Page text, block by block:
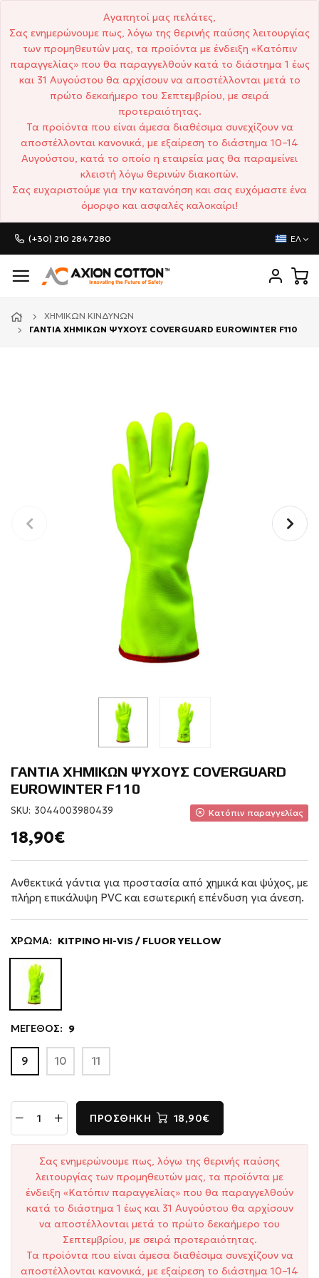
Αγαπητοί μας πελάτες,
Σας ενημερώνουμε πως, λόγω της θερινής παύσης λειτουργίας
των προμηθευτών μας, τα προϊόντα με ένδειξη «Κατόπιν
παραγγελίας» που θα παραγγελθούν κατά το διάστημα 1 έως
και 31 Αυγούστου θα αρχίσουν να αποστέλλονται μετά το
πρώτο δεκαήμερο του Σεπτεμβρίου, με σειρά
προτεραιότητας.
Τα προϊόντα που είναι άμεσα διαθέσιμα συνεχίζουν να
αποστέλλονται κανονικά, με εξαίρεση το διάστημα 10–14
Αυγούστου, κατά το οποίο η εταιρεία μας θα παραμείνει
κλειστή λόγω θερινών διακοπών.
Σας ευχαριστούμε για την κατανόηση και σας ευχόμαστε ένα
όμορφο και ασφαλές καλοκαίρι!
(+30) 210 2847280 ΕΛ
ΧΗΜΙΚΏΝ ΚΙΝΔΎΝΩΝ
ΓΑΝΤΙΑ ΧΗΜΙΚΩΝ ΨΥΧΟΥΣ COVERGUARD EUROWINTER F110
ΓΑΝΤΙΑ ΧΗΜΙΚΩΝ ΨΥΧΟΥΣ COVERGUARD
EUROWINTER F110
SKU: 3044003980439 Κατόπιν παραγγελίας
18,90€
Ανθεκτικά γάντια για προστασία από χημικά και ψύχος, με
πλήρη επικάλυψη PVC και εσωτερική επένδυση για άνεση.
ΧΡΩΜΑ: ΚΙΤΡΙΝΟ HI-VIS / FLUOR YELLOW
ΜΕΓΕΘΟΣ: 9
9 10 11
ΠΡΟΣΘΉΚΗ 18,90€
Σας ενημερώνουμε πως, λόγω της θερινής παύσης
λειτουργίας των προμηθευτών μας, τα προϊόντα με
ένδειξη «Κατόπιν παραγγελίας» που θα παραγγελθούν
κατά το διάστημα 1 έως και 31 Αυγούστου θα αρχίσουν
να αποστέλλονται μετά το πρώτο δεκαήμερο του
Σεπτεμβρίου, με σειρά προτεραιότητας.
Τα προϊόντα που είναι άμεσα διαθέσιμα συνεχίζουν να
αποστέλλονται κανονικά, με εξαίρεση το διάστημα 10–14